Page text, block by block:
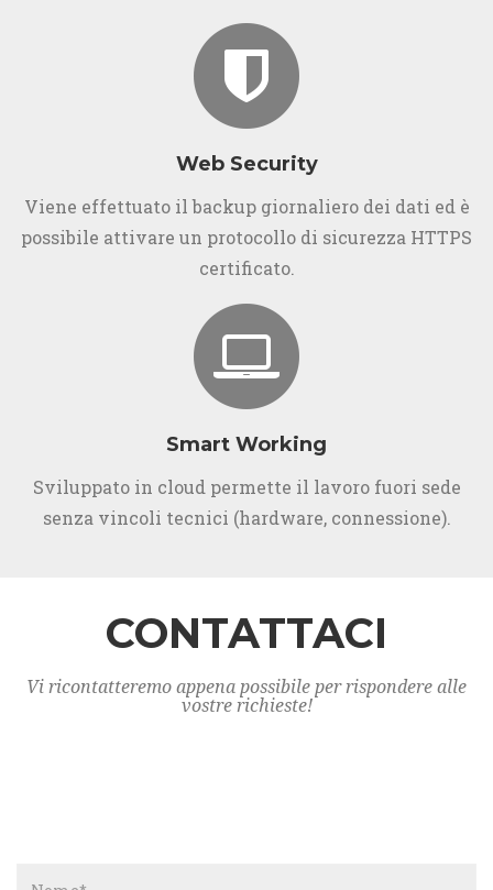
Web Security
Viene effettuato il backup giornaliero dei dati ed è
possibile attivare un protocollo di sicurezza HTTPS
certificato.
Smart Working
Sviluppato in cloud permette il lavoro fuori sede
senza vincoli tecnici (hardware, connessione).
CONTATTACI
Vi ricontatteremo appena possibile per rispondere alle
vostre richieste!